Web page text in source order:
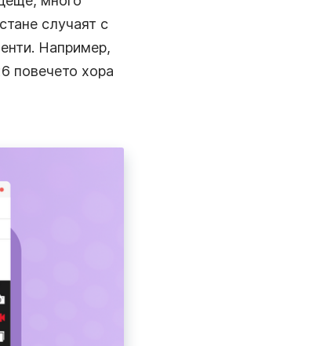
Правете И Анотирайте Снимки На Екрана
Правете и анотирайте снимки на екрана,
ги запазвайте в облака и споделяйте
само уеб камерата си или екрана с уеб
случаят с
Например,
повечето хора